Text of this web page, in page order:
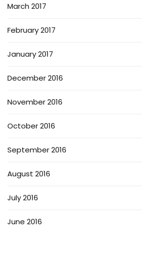
March 2017
February 2017
January 2017
December 2016
November 2016
October 2016
September 2016
August 2016
July 2016
June 2016